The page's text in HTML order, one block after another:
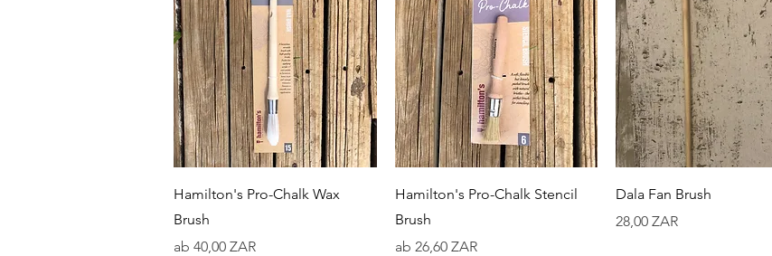
Schnellansicht
Hamilton's Pro-Chalk Wax
Brush
ab 40,00 ZAR
Sale-Preis
Schnellansicht
Hamilton's Pro-Chalk Stencil
Brush
ab 26,60 ZAR
Sale-Preis
Schnellansicht
Dala Fan Brush
Preis
28,00 ZAR